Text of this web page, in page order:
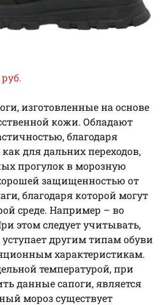
изготовленные на основе
кожи. Обладают
благодаря
для дальних переходов,
прогулок в морозную
защищенностью от
благодаря которой могут
среде. Например – во
этом следует учитывать,
другим типам обуви
характеристикам.
температурой, при
данные сапоги, является
мороз существует